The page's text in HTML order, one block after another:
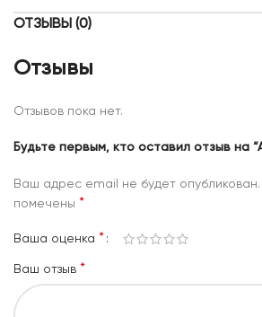
ОТЗЫВЫ (0)
Отзывы
Отзывов пока нет.
Будьте первым, кто оставил отзыв на
Ваш адрес email не будет опубликован.
помечены *
Ваша оценка *
Ваш отзыв *